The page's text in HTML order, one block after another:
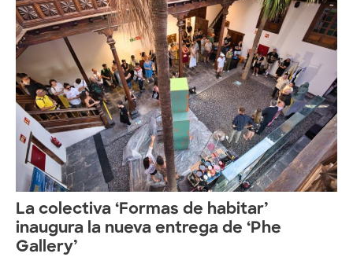
La colectiva ‘Formas de habitar’
inaugura la nueva entrega de ‘Phe
Gallery’